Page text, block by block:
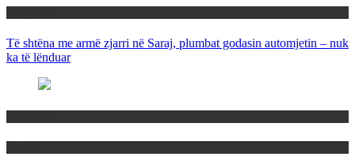
Të shtëna me armë zjarri në Saraj, plumbat godasin automjetin – nuk
ka të lënduar